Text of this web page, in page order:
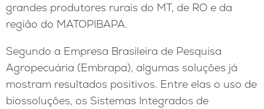
grandes produtores rurais do MT, de RO e da
região do MATOPIBAPA.
Segundo a Empresa Brasileira de Pesquisa
Agropecuária (Embrapa), algumas soluções já
mostram resultados positivos. Entre elas o uso de
biossoluções, os Sistemas Integrados de